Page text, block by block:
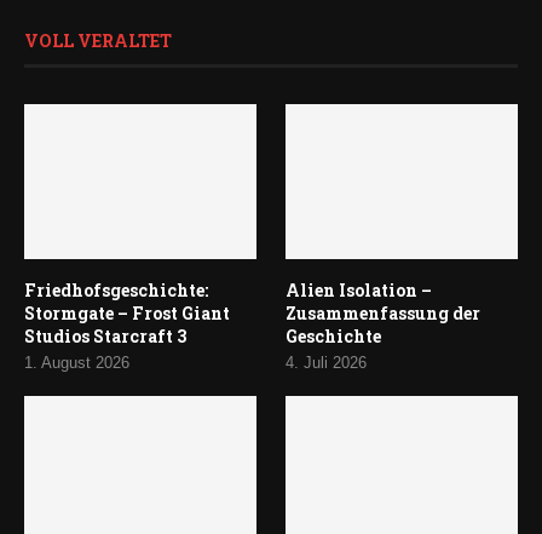
VOLL VERALTET
Friedhofsgeschichte:
Stormgate – Frost Giant
Studios Starcraft 3
1. August 2026
Alien Isolation –
Zusammenfassung der
Geschichte
4. Juli 2026